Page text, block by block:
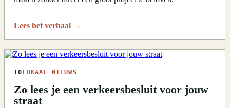
Lees het verhaal →
10 LOKAAL NIEUWS
Zo lees je een verkeersbesluit voor jouw
straat